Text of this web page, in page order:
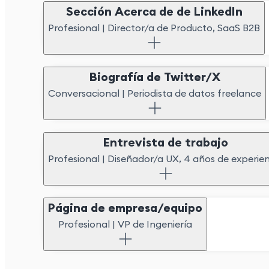
Sección Acerca de de LinkedIn
Profesional Director/a de Producto, SaaS B2B
Biografía de Twitter/X
Conversacional Periodista de datos freelance
Entrevista de trabajo
Profesional Diseñador/a UX, 4 años de
Página de empresa/equipo
Profesional VP de Ingeniería